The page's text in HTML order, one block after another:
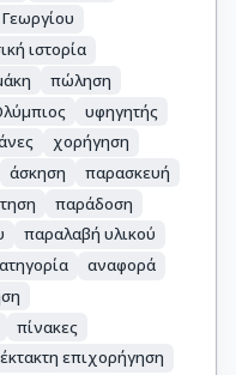
ιστορία
πώληση
υφηγητής
χορήγηση
άσκηση
παρασκευή
παράδοση
παραλαβή υλικού
αναφορά
πίνακες
έκτακτη επιχορήγηση